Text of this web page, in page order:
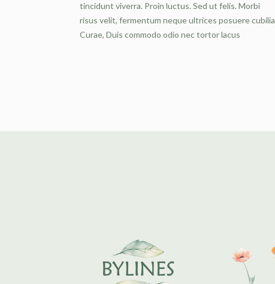
tincidunt viverra. Proin luctus. Sed ut felis. Morbi
risus velit, fermentum neque ultrices posuere cubilia
Curae, Duis commodo odio nec tortor lacus